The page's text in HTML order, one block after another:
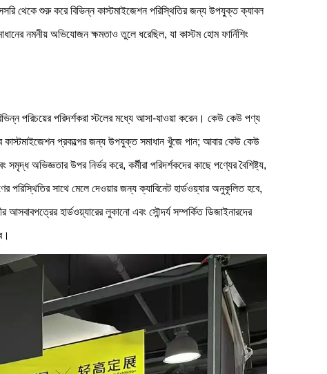
থেকে শুরু করে বিভিন্ন কাস্টমাইজেশন পরিস্থিতির জন্য উপযুক্ত ক্যাবল
নমনীয় অভিযোজন ক্ষমতাও তুলে ধরেছিল, যা কাস্টম হোম ফার্নিশিং
পরিচয়ের পরিদর্শকরা স্টলের মধ্যে আসা-যাওয়া করেন। কেউ কেউ পণ্য
কাস্টমাইজেশন প্রকল্পের জন্য উপযুক্ত সমাধান খুঁজে পান; আবার কেউ কেউ
অভিজ্ঞতার উপর নির্ভর করে, কর্মীরা পরিদর্শকদের কাছে পণ্যের বৈশিষ্ট্য,
পরিস্থিতির সাথে মেলে দেওয়ার জন্য ক্যাবিনেট হার্ডওয়্যার অনুকূলিত হবে,
আসবাবপত্রের হার্ডওয়্যারের লুকানো এবং সৌন্দর্য সম্পর্কিত ডিজাইনারদের